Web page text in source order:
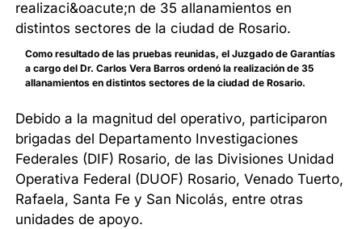
Como resultado de las pruebas reunidas, el Juzgado de Garantías
a cargo del Dr. Carlos Vera Barros ordenó la realización de 35
allanamientos en distintos sectores de la ciudad de Rosario.
Debido a la magnitud del operativo, participaron
brigadas del Departamento Investigaciones
Federales (DIF) Rosario, de las Divisiones Unidad
Operativa Federal (DUOF) Rosario, Venado Tuerto,
Rafaela, Santa Fe y San Nicolás, entre otras
unidades de apoyo.